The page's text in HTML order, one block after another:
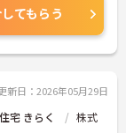
てもらう
新日：2026年05月29日
宅 きらく
株式